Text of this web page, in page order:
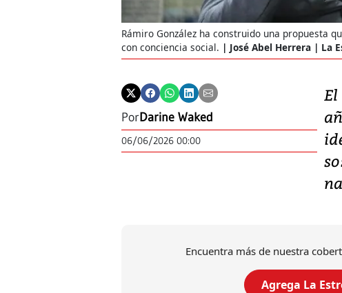
Rámiro González ha construido una propuesta
con conciencia social.
José Abel Herrera | La
PorDarine Waked
06/06/2026 00:00
Encuentra más de nuestra
Agrega La